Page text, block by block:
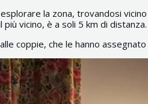
la zona, trovandosi
vicino, è a soli 5 km di distanza.
coppie, che le hanno